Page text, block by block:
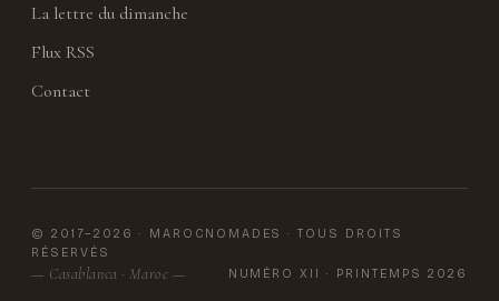
La lettre du dimanche
Flux RSS
Contact
© 2017–2026 · MAROCNOMADES · TOUS DROITS
RÉSERVÉS
— Casablanca · Maroc — NUMÉRO XII · PRINTEMPS 2026